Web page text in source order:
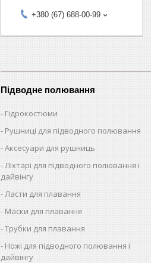
+380 (67) 688-00-99
Підводне полювання
Гідрокостюми
Рушниці для підводного полювання
Аксесуари для рушниць
Ліхтарі для підводного полювання і
дайвінгу
Ласти для плавання
Маски для плавання
Трубки для плавання
Ножі для підводного полювання і
дайвінгу